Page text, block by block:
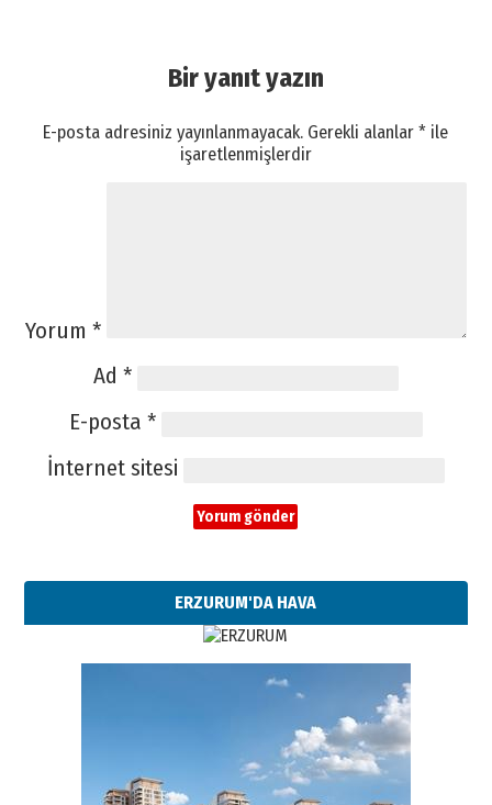
Bir yanıt yazın
E-posta adresiniz yayınlanmayacak. Gerekli alanlar* ile
işaretlenmişlerdir
Yorum *
Ad *
E-posta *
İnternet sitesi
ERZURUM'DA HAVA